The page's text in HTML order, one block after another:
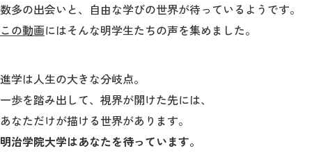
MGグッズ オンラインショップ
アクセス
キャンパス
案内
数多の出会いと、自由な学びの世界が待っているようです。
この動画にはそんな明学生たちの声を集めました。
進学は人生の大きな分岐点。
一歩を踏み出して、視界が開けた先には、
あなただけが描ける世界があります。
明治学院大学はあなたを待っています。